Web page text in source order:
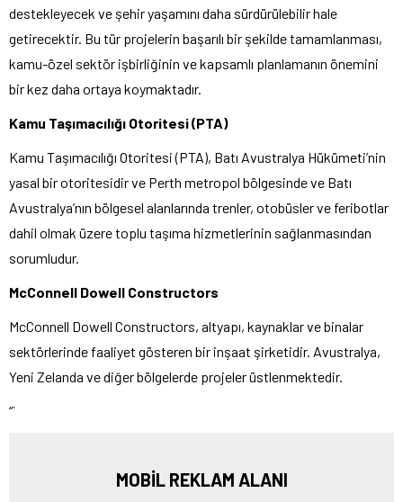
destekleyecek ve şehir yaşamını daha sürdürülebilir hale
getirecektir. Bu tür projelerin başarılı bir şekilde tamamlanması,
kamu-özel sektör işbirliğinin ve kapsamlı planlamanın önemini
bir kez daha ortaya koymaktadır.
Kamu Taşımacılığı Otoritesi (PTA)
Kamu Taşımacılığı Otoritesi (PTA), Batı Avustralya Hükümeti’nin
yasal bir otoritesidir ve Perth metropol bölgesinde ve Batı
Avustralya’nın bölgesel alanlarında trenler, otobüsler ve feribotlar
dahil olmak üzere toplu taşıma hizmetlerinin sağlanmasından
sorumludur.
McConnell Dowell Constructors
McConnell Dowell Constructors, altyapı, kaynaklar ve binalar
sektörlerinde faaliyet gösteren bir inşaat şirketidir. Avustralya,
Yeni Zelanda ve diğer bölgelerde projeler üstlenmektedir.
“`
MOBİL REKLAM ALANI